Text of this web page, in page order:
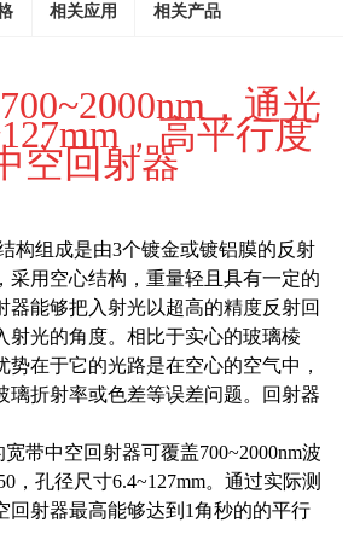
相关应用 相关产品
700~2000nm，通光
，高平行度
空回射器
构组成是由3个镀金或镀铝膜的反射
采用空心结构，重量轻且具有一定的
器能够把入射光以超高的精度反射回
射光的角度。相比于实心的玻璃棱
势在于它的光路是在空心的空气中，
璃折射率或色差等误差问题。回射器
宽带中空回射器可覆盖700~2000nm波
，孔径尺寸6.4~127mm。通过实际测
回射器最高能够达到 1角秒的的平行